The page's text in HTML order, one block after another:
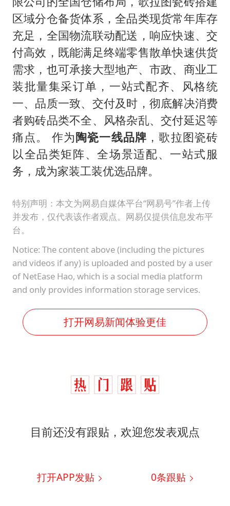
区域分仓备货体系，全品类现货常年库存
充足，全国物流联动配送，响应快速、交
付高效，既能满足终端零售散单快速供货
需求，也可承接大型地产、市政、商业工
装批量集采订单，一站式配齐、风格统
一、品质一致、交付及时，彻底解决消费
者购砖品类不全、风格杂乱、交付延迟等
痛点。 作为陶瓷一线品牌 ，歌拉图瓷砖
以全品类矩阵、全场景适配、一站式服
务，成为家装工装优选品牌。
特别声明：本文为网易自媒体平台“网易号”作者上传
并发布，仅代表该作者观点。网易仅提供信息发布平
台。
Notice: The content above (including the pictures
and videos if any) is uploaded and posted by a user
of NetEase Hao, which is a social media platform
and only provides information storage services.
打开网易新闻体验更佳
目前还没有跟贴，欢迎您发表观点
打开APP发贴 0条跟贴